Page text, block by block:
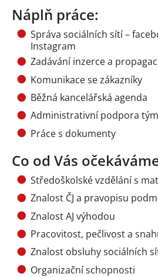
Náplň práce:
Správa sociálních sítí –
Instagram
Zadávání inzerce a
Komunikace se zákazníky
Běžná kancelářská agenda
Administrativní podpora
Práce s dokumenty
Co od Vás
Středoškolské vzdělání s
Znalost ČJ a pravopisu
Znalost AJ výhodou
Pracovitost, pečlivost a
Znalost obsluhy sociálních
Organizační schopnosti